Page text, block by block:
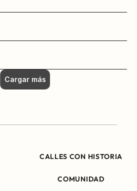
Cargar más
CALLES CON HISTORIA
COMUNIDAD